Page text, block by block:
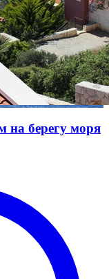
на берегу моря